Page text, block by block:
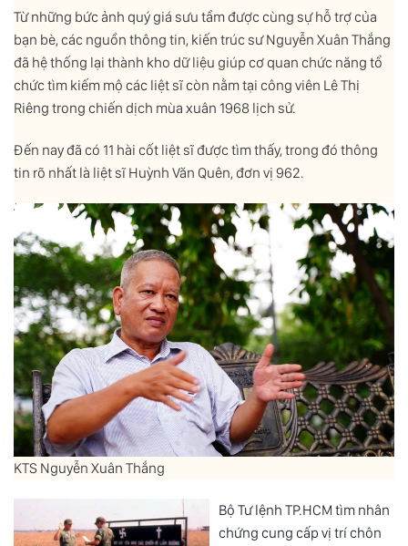
Từ những bức ảnh quý giá sưu tầm được cùng sự hỗ trợ của
bạn bè, các nguồn thông tin, kiến trúc sư Nguyễn Xuân Thắng
đã hệ thống lại thành kho dữ liệu giúp cơ quan chức năng tổ
chức tìm kiếm mộ các liệt sĩ còn nằm tại công viên Lê Thị
Riêng trong chiến dịch mùa xuân 1968 lịch sử.
Đến nay đã có 11 hài cốt liệt sĩ được tìm thấy, trong đó thông
tin rõ nhất là liệt sĩ Huỳnh Văn Quên, đơn vị 962.
KTS Nguyễn Xuân Thắng
Bộ Tư lệnh TP.HCM tìm nhân
chứng cung cấp vị trí chôn